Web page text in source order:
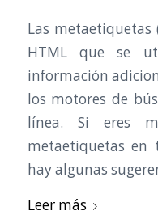
Las metaetiquetas
HTML que se
información
los motores de
línea. Si eres
metaetiquetas
hay algunas
Leer más